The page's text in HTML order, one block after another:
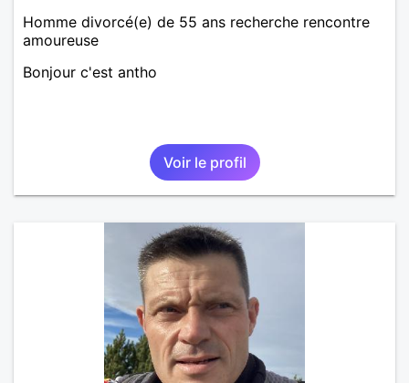
Homme divorcé(e) de 55 ans recherche rencontre
amoureuse
Bonjour c'est antho
Voir le profil